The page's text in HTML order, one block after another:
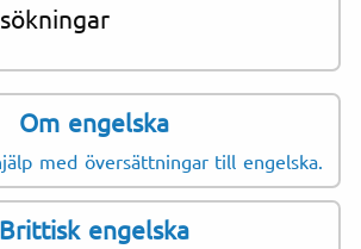
Om engelska
med översättningar till engelska.
Brittisk engelska